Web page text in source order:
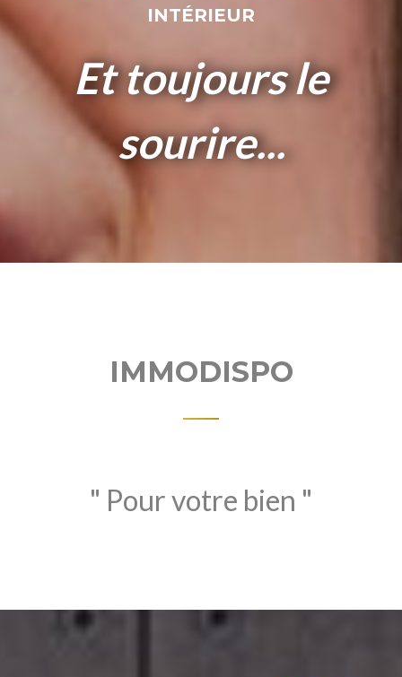
INTÉRIEUR
Et toujours le
sourire...
IMMODISPO
" Pour votre bien "